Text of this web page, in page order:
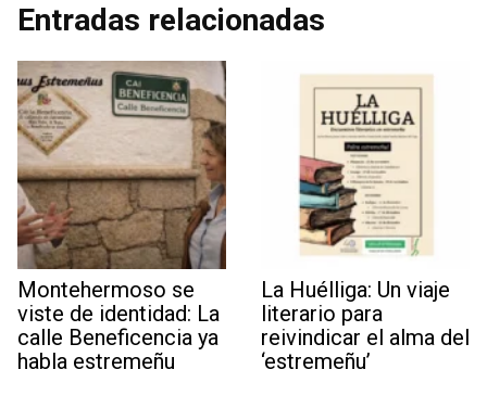
Entradas relacionadas
​Montehermoso se
viste de identidad: La
calle Beneficencia ya
habla estremeñu
La Huélliga: Un viaje
literario para
reivindicar el alma del
‘estremeñu’